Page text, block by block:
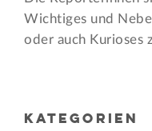
Wichtiges und
oder auch Kurioses
KATEGORIEN